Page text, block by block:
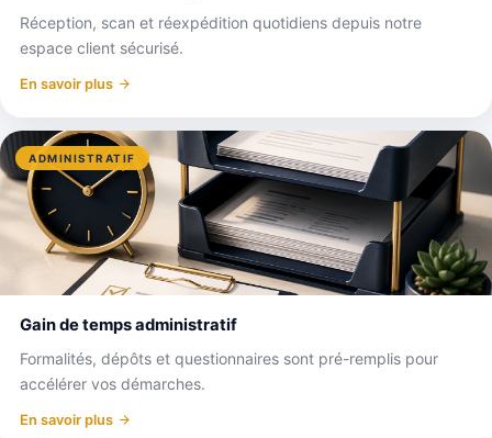
Réception, scan et réexpédition quotidiens depuis notre
espace client sécurisé.
En savoir plus
ADMINISTRATIF
Gain de temps administratif
Formalités, dépôts et questionnaires sont pré-remplis pour
accélérer vos démarches.
En savoir plus